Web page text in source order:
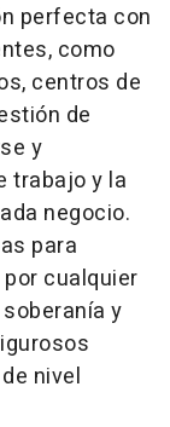
perfecta con
como
centros de
de
y
trabajo y la
negocio.
para
cualquier
y
nivel